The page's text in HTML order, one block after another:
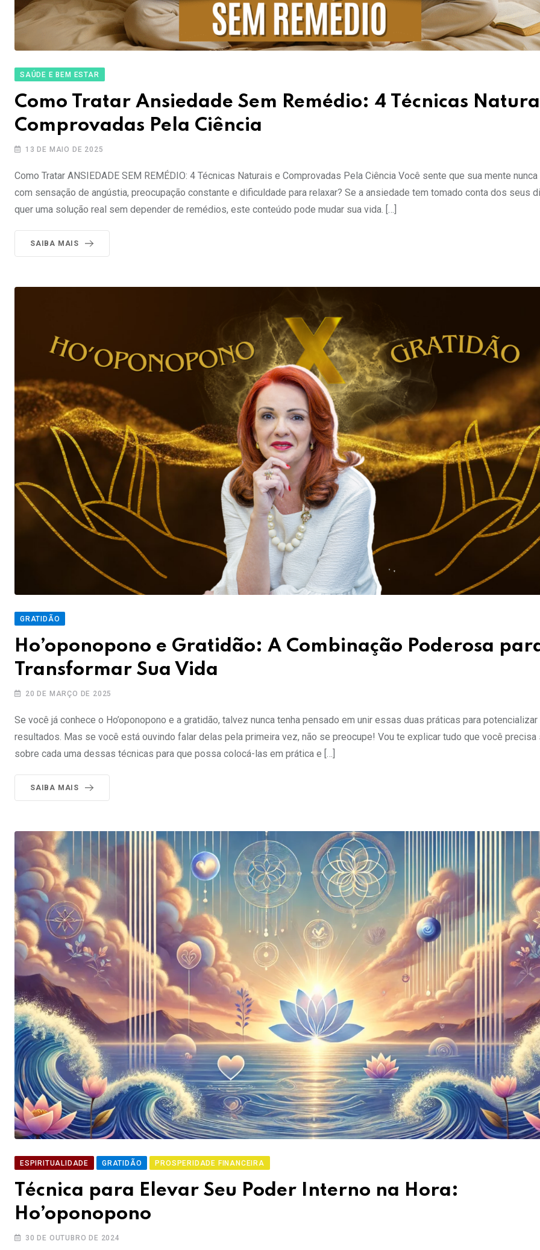
SAÚDE E BEM ESTAR
Como Tratar Ansiedade Sem Remédio: 4 Técnicas
Comprovadas Pela Ciência
13 DE MAIO DE 2025
Como Tratar ANSIEDADE SEM REMÉDIO: 4 Técnicas Naturais e Comprovadas Pela Ciência Você sente que sua mente
com sensação de angústia, preocupação constante e dificuldade para relaxar? Se a ansiedade tem tomado conta dos seus
quer uma solução real sem depender de remédios, este conteúdo pode mudar sua vida. […]
SAIBA MAIS
GRATIDÃO
Ho’oponopono e Gratidão: A Combinação Poderosa
Transformar Sua Vida
20 DE MARÇO DE 2025
Se você já conhece o Ho’oponopono e a gratidão, talvez nunca tenha pensado em unir essas duas práticas para
resultados. Mas se você está ouvindo falar delas pela primeira vez, não se preocupe! Vou te explicar tudo que você precisa
sobre cada uma dessas técnicas para que possa colocá-las em prática e […]
SAIBA MAIS
ESPIRITUALIDADE GRATIDÃO PROSPERIDADE FINANCEIRA
Técnica para Elevar Seu Poder Interno na Hora:
Ho’oponopono
30 DE OUTUBRO DE 2024